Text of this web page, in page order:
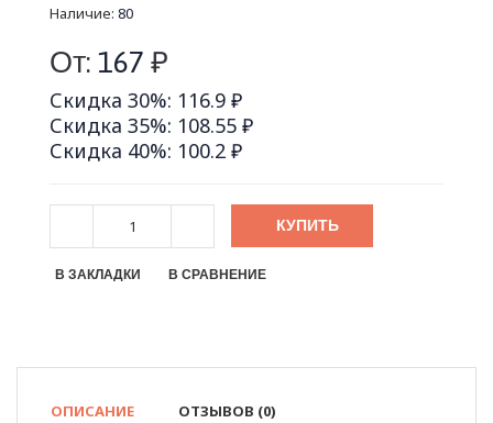
Наличие: 80
От: 167 ₽
Скидка 30%: 116.9 ₽
Скидка 35%: 108.55 ₽
Скидка 40%: 100.2 ₽
КУПИТЬ
В ЗАКЛАДКИ В СРАВНЕНИЕ
ОПИСАНИЕ ОТЗЫВОВ (0)